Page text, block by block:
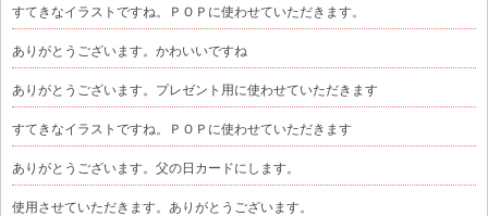
すてきなイラストですね。ＰＯＰに使わせていただきます。
ありがとうございます。かわいいですね
ありがとうございます。プレゼント用に使わせていただきます
すてきなイラストですね。ＰＯＰに使わせていただきます
ありがとうございます。父の日カードにします。
使用させていただきます。ありがとうございます。